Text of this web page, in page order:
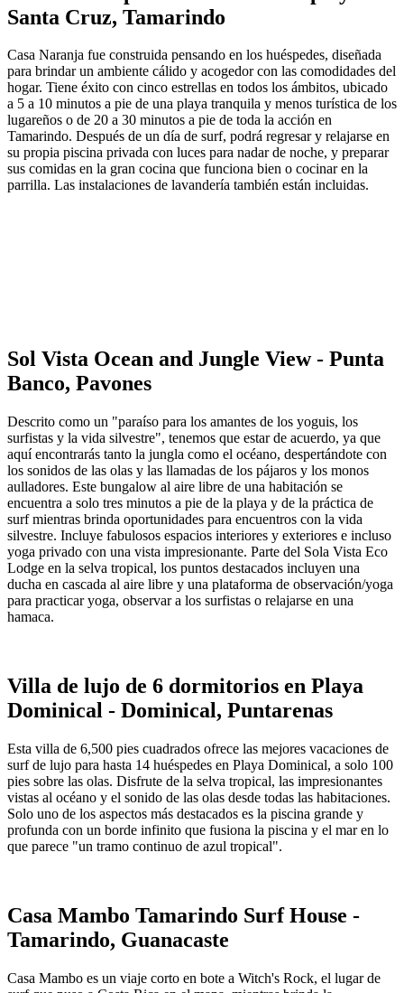
Santa Cruz, Tamarindo
Casa Naranja fue construida pensando en los huéspedes, diseñada
para brindar un ambiente cálido y acogedor con las comodidades del
hogar. Tiene éxito con cinco estrellas en todos los ámbitos, ubicado
a 5 a 10 minutos a pie de una playa tranquila y menos turística de los
lugareños o de 20 a 30 minutos a pie de toda la acción en
Tamarindo. Después de un día de surf, podrá regresar y relajarse en
su propia piscina privada con luces para nadar de noche, y preparar
sus comidas en la gran cocina que funciona bien o cocinar en la
parrilla. Las instalaciones de lavandería también están incluidas.
Sol Vista Ocean and Jungle View - Punta
Banco, Pavones
Descrito como un "paraíso para los amantes de los yoguis, los
surfistas y la vida silvestre", tenemos que estar de acuerdo, ya que
aquí encontrarás tanto la jungla como el océano, despertándote con
los sonidos de las olas y las llamadas de los pájaros y los monos
aulladores. Este bungalow al aire libre de una habitación se
encuentra a solo tres minutos a pie de la playa y de la práctica de
surf mientras brinda oportunidades para encuentros con la vida
silvestre. Incluye fabulosos espacios interiores y exteriores e incluso
yoga privado con una vista impresionante. Parte del Sola Vista Eco
Lodge en la selva tropical, los puntos destacados incluyen una
ducha en cascada al aire libre y una plataforma de observación/yoga
para practicar yoga, observar a los surfistas o relajarse en una
hamaca.
Villa de lujo de 6 dormitorios en Playa
Dominical - Dominical, Puntarenas
Esta villa de 6,500 pies cuadrados ofrece las mejores vacaciones de
surf de lujo para hasta 14 huéspedes en Playa Dominical, a solo 100
pies sobre las olas. Disfrute de la selva tropical, las impresionantes
vistas al océano y el sonido de las olas desde todas las habitaciones.
Solo uno de los aspectos más destacados es la piscina grande y
profunda con un borde infinito que fusiona la piscina y el mar en lo
que parece "un tramo continuo de azul tropical".
Casa Mambo Tamarindo Surf House -
Tamarindo, Guanacaste
Casa Mambo es un viaje corto en bote a Witch's Rock, el lugar de